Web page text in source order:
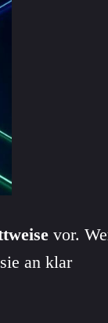
vor.
an klar